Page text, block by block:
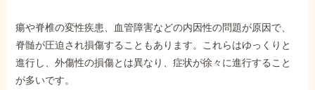
瘍や脊椎の変性疾患、血管障害などの内因性の問題が原因で、
脊髄が圧迫され損傷することもあります。これらはゆっくりと
進行し、外傷性の損傷とは異なり、症状が徐々に進行すること
が多いです。